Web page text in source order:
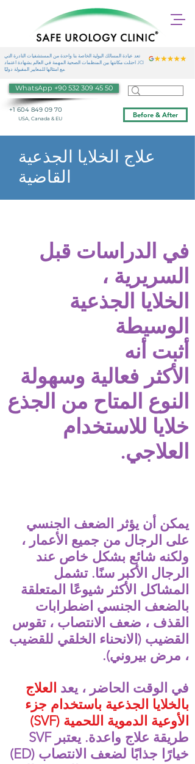
تعد عيادة المسالك البولية الخاصة بنا واحدة من المستشفيات النادرة التي
احتلت مكانتها بين المنظمات الصحية المهمة في العالم بشهادة اعتماد JCI
مع امتثالها للمعايير المقبولة دوليًا.
+1 604 849 09 70
USA, Canada & EU
WhatsApp +90 532 309 45 50
Before & After
علاج الخلايا الجذعية
القاضية
في الدراسات قبل
السريرية ،
الخلايا الجذعية
الوسيطة
أثبت أنه
الأكثر فعالية وسهولة
النوع المتاح من الجذع
خلايا للاستخدام
العلاجي.
يمكن أن يؤثر الضعف الجنسي
على الرجال من جميع الأعمار ،
ولكنه شائع بشكل خاص عند
الرجال الأكبر سنًا. تشمل
المشاكل الأكثر شيوعًا المتعلقة
بالضعف الجنسي اضطرابات
القذف ، ضعف الانتصاب ، تقوس
القضيب (الانحناء الخلقي للقضيب
، مرض بيروني).
في الوقت الحاضر ، يعد العلاج
بالخلايا الجذعية باستخدام جزء
الأوعية الدموية اللحمية (SVF)
طريقة علاج واعدة. يعتبر SVF
خيارًا جذابًا لضعف الانتصاب (ED)